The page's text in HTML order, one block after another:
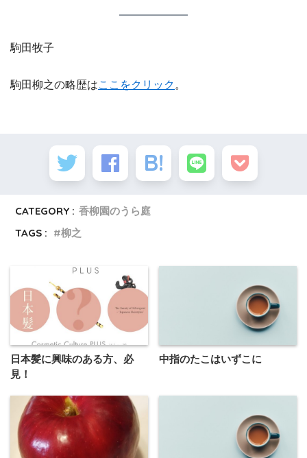
駒田牧子
駒田柳之の略歴はここをクリック 。
CATEGORY : 香柳園のうら庭
TAGS :
柳之
日本髪に興味のある方、必
見！
中指のたこはいずこに